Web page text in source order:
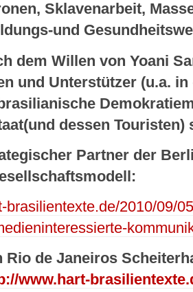
Sklavenarbeit,
und
dem Willen von Yoani
und Unterstützer (u.a. in
dessen Touristen)
Partner der
brasilientexte.de/2010/09/
Rio de Janeiros
www.hart-